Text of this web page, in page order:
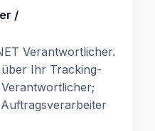
/
Verantwortlicher.
Ihr Tracking-